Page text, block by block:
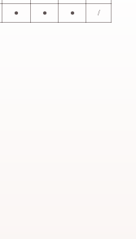
● ● ● /